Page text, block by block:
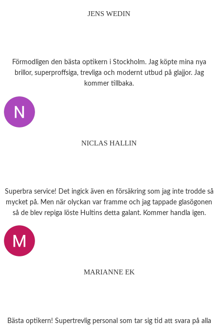
JENS WEDIN
Förmodligen den bästa optikern i Stockholm. Jag köpte mina nya
brillor, superproffsiga, trevliga och modernt utbud på glajjor. Jag
kommer tillbaka.
NICLAS HALLIN
Superbra service! Det ingick även en försäkring som jag inte trodde så
mycket på. Men när olyckan var framme och jag tappade glasögonen
så de blev repiga löste Hultins detta galant. Kommer handla igen.
MARIANNE EK
Bästa optikern! Supertrevlig personal som tar sig tid att svara på alla